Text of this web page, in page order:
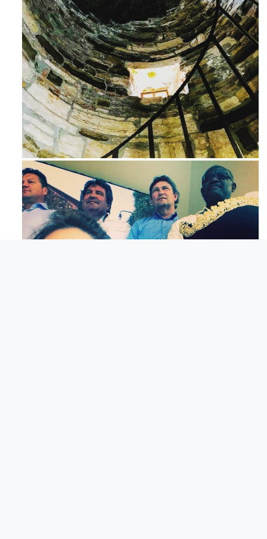
Ago 3